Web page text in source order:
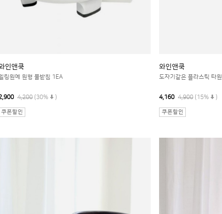
인앤쿡
링원예 원형 물받침 1EA
4,200 (30% )
와인앤쿡
도자기같은 플라스틱 타
4,160 4,900 (15% )